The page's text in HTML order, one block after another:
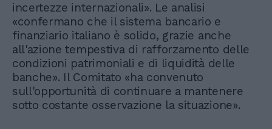
incertezze internazionali». Le analisi
«confermano che il sistema bancario e
finanziario italiano è solido, grazie anche
all'azione tempestiva di rafforzamento delle
condizioni patrimoniali e di liquidità delle
banche». Il Comitato «ha convenuto
sull'opportunità di continuare a mantenere
sotto costante osservazione la situazione».